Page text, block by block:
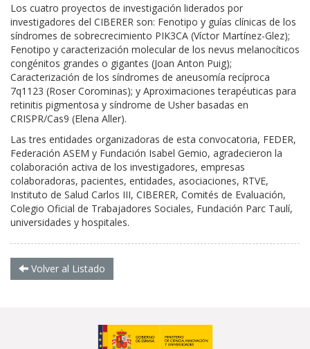
Los cuatro proyectos de investigación liderados por
investigadores del CIBERER son: Fenotipo y guías clínicas de los
síndromes de sobrecrecimiento PIK3CA (Víctor Martínez-Glez);
Fenotipo y caracterización molecular de los nevus melanocíticos
congénitos grandes o gigantes (Joan Anton Puig);
Caracterización de los síndromes de aneusomía recíproca
7q1123 (Roser Corominas); y Aproximaciones terapéuticas para
retinitis pigmentosa y síndrome de Usher basadas en
CRISPR/Cas9 (Elena Aller).
Las tres entidades organizadoras de esta convocatoria, FEDER,
Federación ASEM y Fundación Isabel Gemio, agradecieron la
colaboración activa de los investigadores, empresas
colaboradoras, pacientes, entidades, asociaciones, RTVE,
Instituto de Salud Carlos III, CIBERER, Comités de Evaluación,
Colegio Oficial de Trabajadores Sociales, Fundación Parc Taulí,
universidades y hospitales.
Volver al Listado